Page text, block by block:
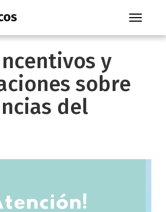
Toggle
y
sobre
del